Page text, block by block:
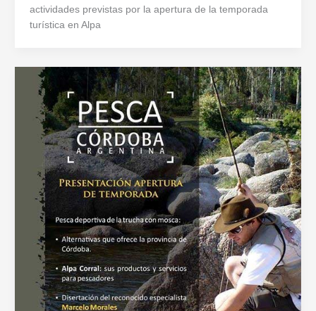
actividades previstas por la apertura de la temporada
turística en Alpa